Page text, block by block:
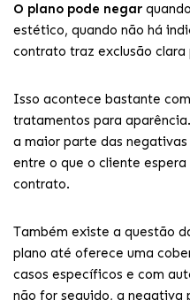
O plano pode negar
estético, quando não há
contrato traz exclusão clara
Isso acontece bastante
tratamentos para
a maior parte das
entre o que o cliente
contrato.
Também existe a questão
plano até oferece uma
casos específicos e com
não for seguido, a negativa